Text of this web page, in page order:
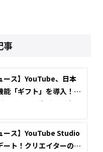
事
ース】YouTube、日本
能「ギフト」を導入！専
ュエル」でクリエイター
ース】YouTube Studio
ート！クリエイターの収